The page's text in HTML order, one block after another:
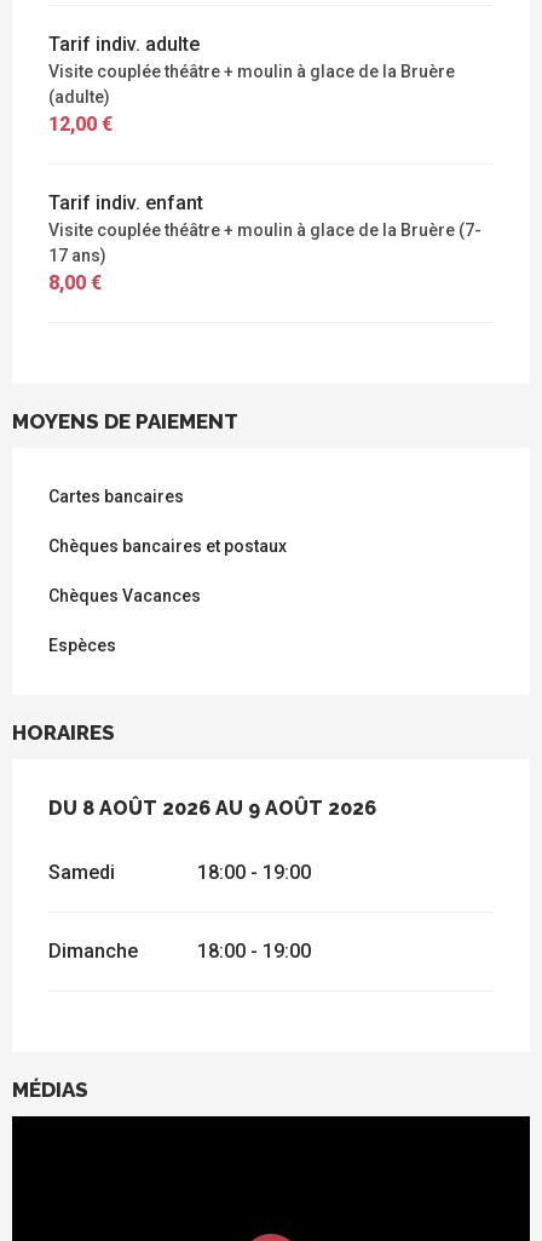
Tarif indiv. adulte
Visite couplée théâtre + moulin à glace de la Bruère
(adulte)
12,00 €
Tarif indiv. enfant
Visite couplée théâtre + moulin à glace de la Bruère (7-
17 ans)
8,00 €
MOYENS DE PAIEMENT
Cartes bancaires
Chèques bancaires et postaux
Chèques Vacances
Espèces
HORAIRES
DU 8 AOÛT 2026 AU 9 AOÛT 2026
DU 8 AOÛT 2026 AU 9 AOÛT 2026
Samedi 18:00 - 19:00
Dimanche 18:00 - 19:00
MÉDIAS